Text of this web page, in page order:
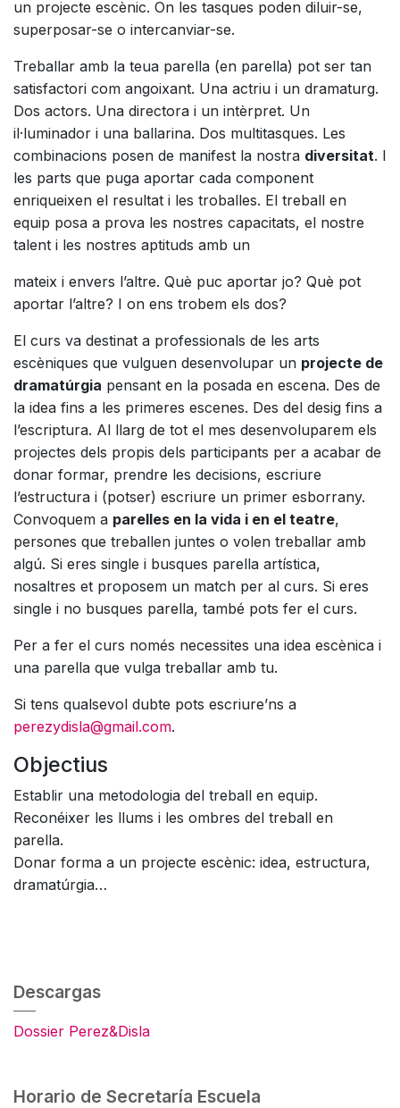
un projecte escènic. On les tasques poden diluir-se,
superposar-se o intercanviar-se.
Treballar amb la teua parella (en parella) pot ser tan
satisfactori com angoixant. Una actriu i un dramaturg.
Dos actors. Una directora i un intèrpret. Un
il·luminador i una ballarina. Dos multitasques. Les
combinacions posen de manifest la nostra diversitat. I
les parts que puga aportar cada component
enriqueixen el resultat i les troballes. El treball en
equip posa a prova les nostres capacitats, el nostre
talent i les nostres aptituds amb un
mateix i envers l’altre. Què puc aportar jo? Què pot
aportar l’altre? I on ens trobem els dos?
El curs va destinat a professionals de les arts
escèniques que vulguen desenvolupar un projecte de
dramatúrgia pensant en la posada en escena. Des de
la idea fins a les primeres escenes. Des del desig fins a
l’escriptura. Al llarg de tot el mes desenvoluparem els
projectes dels propis dels participants per a acabar de
donar formar, prendre les decisions, escriure
l’estructura i (potser) escriure un primer esborrany.
Convoquem a parelles en la vida i en el teatre,
persones que treballen juntes o volen treballar amb
algú. Si eres single i busques parella artística,
nosaltres et proposem un match per al curs. Si eres
single i no busques parella, també pots fer el curs.
Per a fer el curs només necessites una idea escènica i
una parella que vulga treballar amb tu.
Si tens qualsevol dubte pots escriure’ns a
perezydisla@gmail.com.
Objectius
Establir una metodologia del treball en equip.
Reconéixer les llums i les ombres del treball en
parella.
Donar forma a un projecte escènic: idea, estructura,
dramatúrgia…
Descargas
Dossier Perez&Disla
Horario de Secretaría Escuela